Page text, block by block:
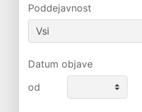
Poddejavnost
Datum objave
od